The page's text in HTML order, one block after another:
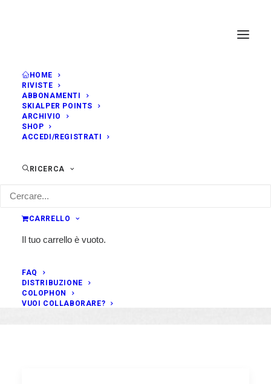
HOME
RIVISTE
ABBONAMENTI
SKIALPER POINTS
ARCHIVIO
SHOP
ACCEDI/REGISTRATI
RICERCA
CARRELLO
Il tuo carrello è vuoto.
FAQ
DISTRIBUZIONE
COLOPHON
VUOI COLLABORARE?